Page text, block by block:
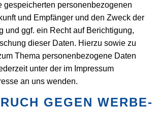
gespeicherten personenbezogenen
und Empfänger und den Zweck der
und ggf. ein Recht auf Berichtigung,
dieser Daten. Hierzu sowie zu
Thema personenbezogene Daten
unter der im Impressum
an uns wenden.
GEGEN WERBE-